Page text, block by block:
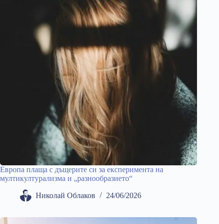
Европа плаща с дъщерите си за експеримента на
мултикултурализма и „разнообразието“
Николай Облаков 24/06/2026